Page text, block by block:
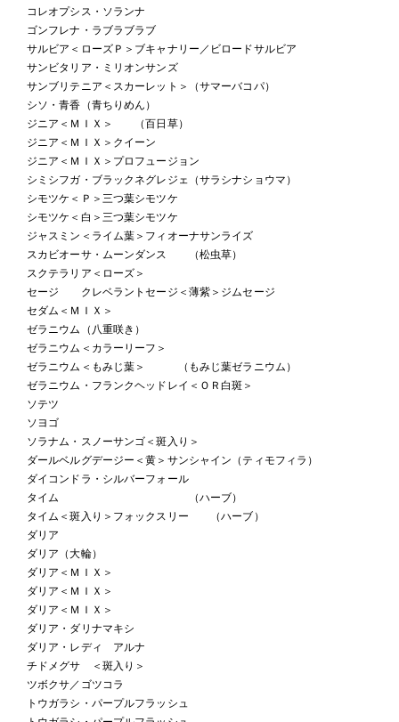
コレオプシス・ソランナ
ゴンフレナ・ラブラブラブ
サルビア＜ローズＰ＞ブキャナリー／ビロードサルビア
サンビタリア・ミリオンサンズ
サンブリテニア＜スカーレット＞（サマーバコパ）
シソ・青香（青ちりめん）
ジニア＜ＭＩＸ＞ （百日草）
ジニア＜ＭＩＸ＞クイーン
ジニア＜ＭＩＸ＞プロフュージョン
シミシフガ・ブラックネグレジェ（サラシナショウマ）
シモツケ＜Ｐ＞三つ葉シモツケ
シモツケ＜白＞三つ葉シモツケ
ジャスミン＜ライム葉＞フィオーナサンライズ
スカビオーサ・ムーンダンス （松虫草）
スクテラリア＜ローズ＞
セージ クレベラントセージ＜薄紫＞ジムセージ
セダム＜ＭＩＸ＞
ゼラニウム（八重咲き）
ゼラニウム＜カラーリーフ＞
ゼラニウム＜もみじ葉＞ （もみじ葉ゼラニウム）
ゼラニウム・フランクヘッドレイ＜ＯＲ白斑＞
ソテツ
ソヨゴ
ソラナム・スノーサンゴ＜斑入り＞
ダールベルグデージー＜黄＞サンシャイン（ティモフィラ）
ダイコンドラ・シルバーフォール
タイム （ハーブ）
タイム＜斑入り＞フォックスリー （ハーブ）
ダリア
ダリア（大輪）
ダリア＜ＭＩＸ＞
ダリア＜ＭＩＸ＞
ダリア＜ＭＩＸ＞
ダリア・ダリナマキシ
ダリア・レディ アルナ
チドメグサ ＜斑入り＞
ツボクサ／ゴツコラ
トウガラシ・パープルフラッシュ